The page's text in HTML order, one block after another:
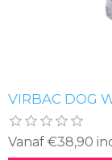
VIRBAC DOG
Vanaf €38,90